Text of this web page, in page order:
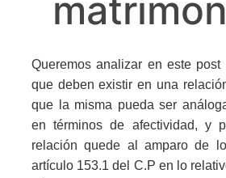
Queremos analizar en este post
que deben existir en una
que la misma pueda ser
en términos de afectividad, y
relación quede al amparo de
artículo 153.1 del C.P en lo